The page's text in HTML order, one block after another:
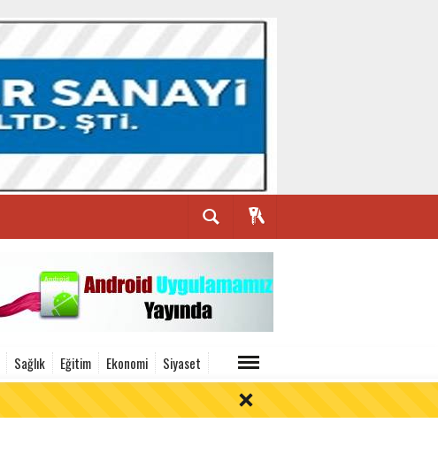
Sağlık Eğitim Ekonomi Siyaset